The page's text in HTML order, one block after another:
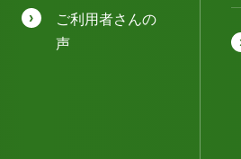
ご利用者さんの
声